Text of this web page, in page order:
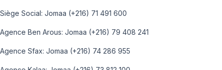
Siège Social: Jomaa (+216) 71 491 600
Agence Ben Arous: Jomaa (+216) 79 408 241
Agence Sfax: Jomaa (+216) 74 286 955